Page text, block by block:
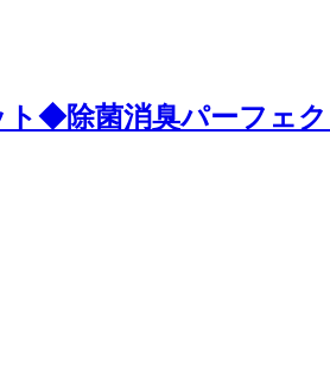
ト◆除菌消臭パーフェ